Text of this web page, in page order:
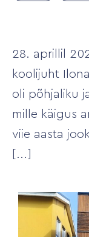
28. aprillil
koolijuht
oli põhjaliku
mille käigus
viie aasta